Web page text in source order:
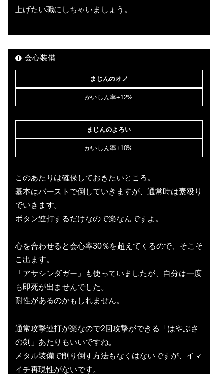
上げたい職にしちゃいましょう。
会心装備
まじんのオノ
かいしん率+12%
まじんのよろい
かいしん率+10%
このあたりは確保しておきたいところ。
基本はバーストで倒していきますが、通常時は素殴り
でいきます。
ボタン連打するだけなので楽なんですよ。
心を合わせると会心率30％を超えてくるので、そこそ
こ出ます。
「アサシンダガー」も使っていましたが、自分は一度
も即死が出ませんでした。
耐性があるのかもしれません。
通常攻撃連打が楽なので2回攻撃ができる「はやぶさ
の剣」あたりもいいですね。
メタル装備で削り倒す方法もなくはないですが、イマ
イチ再現性がないです。